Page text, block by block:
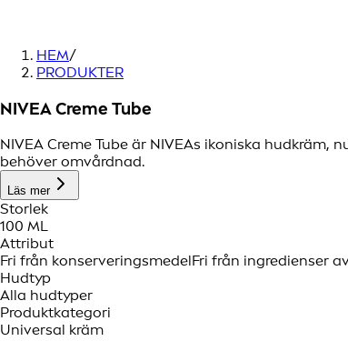
HEM/
PRODUKTER
NIVEA Creme Tube
NIVEA Creme Tube är NIVEAs ikoniska
behöver omvårdnad.
Läs mer
Storlek
100 ML
Attribut
Fri från konserveringsmedelFri från ingredienser
Hudtyp
Alla hudtyper
Produktkategori
Universal kräm